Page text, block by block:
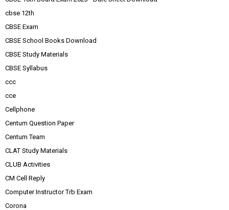
cbse 12th
CBSE Exam
CBSE School Books Download
CBSE Study Materials
CBSE Syllabus
ccc
cce
Cellphone
Centum Question Paper
Centum Team
CLAT Study Materials
CLUB Activities
CM Cell Reply
Computer Instructor Trb Exam
Corona